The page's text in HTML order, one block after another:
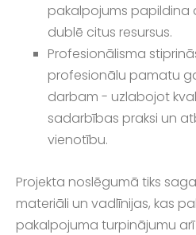
pakalpojums papildina
dublē citus resursus.
Profesionālisma
profesionālu pamatu
darbam - uzlabojot
sadarbības praksi un
vienotību.
Projekta noslēgumā tiks
materiāli un vadlīnijas, kas
pakalpojuma turpinājumu